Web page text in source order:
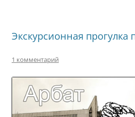
Экскурсионная прогулка
1 комментарий